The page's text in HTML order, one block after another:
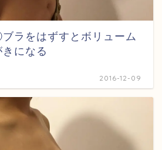
ラをはずすとボリューム
になる
2016-12-09